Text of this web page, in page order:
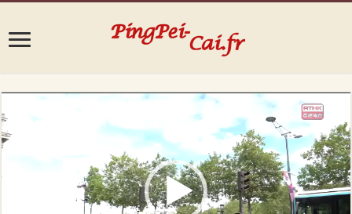
Player